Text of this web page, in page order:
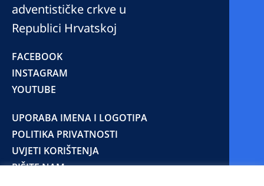
adventističke crkve u
Republici Hrvatskoj
FACEBOOK
INSTAGRAM
YOUTUBE
UPORABA IMENA I LOGOTIPA
POLITIKA PRIVATNOSTI
UVJETI KORIŠTENJA
PIŠITE NAM